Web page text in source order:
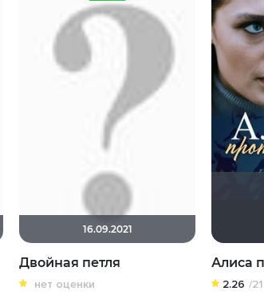
16.09.2021
Двойная петля
нет оценки
Алиса
2.26 /21